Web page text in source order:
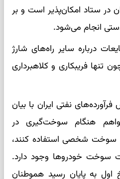
در ستاد امکان‌پذیر است و بر
انجام می‌شود.
درباره سایر راه‌های شارژ
فریبکاری و کلاهبرداری
نفتی ایران با بیان
هنگام سوخت‌گیری در
سوخت شخصی استفاده کنند،
سوخت خودروها وجود دارد.
اول به پایان رسید هموطنان